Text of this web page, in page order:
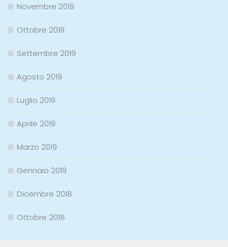
Novembre 2019
Ottobre 2019
Settembre 2019
Agosto 2019
Luglio 2019
Aprile 2019
Marzo 2019
Gennaio 2019
Dicembre 2018
Ottobre 2018